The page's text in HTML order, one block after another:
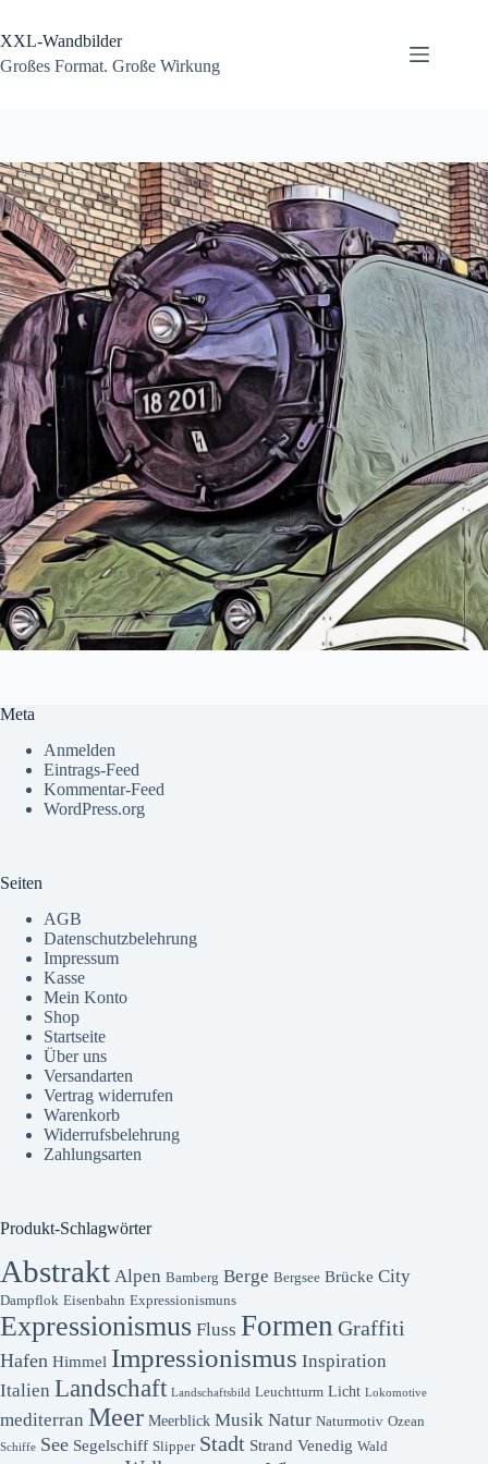
springen
XXL-Wandbilder
Großes Format. Große Wirkung
Meta
Anmelden
Eintrags-Feed
Kommentar-Feed
WordPress.org
Seiten
AGB
Datenschutzbelehrung
Impressum
Kasse
Mein Konto
Shop
Startseite
Über uns
Versandarten
Vertrag widerrufen
Warenkorb
Widerrufsbelehrung
Zahlungsarten
Produkt-Schlagwörter
Abstrakt Alpen Bamberg Berge Bergsee Brücke City
Dampflok Eisenbahn Expressionismuns
Expressionismus Fluss Formen Graffiti
Hafen Himmel Impressionismus Inspiration
Italien Landschaft Landschaftsbild Leuchtturm Licht Lokomotive
mediterran Meer Meerblick Musik Natur Naturmotiv Ozean
Schiffe See Segelschiff Slipper Stadt Strand Venedig Wald